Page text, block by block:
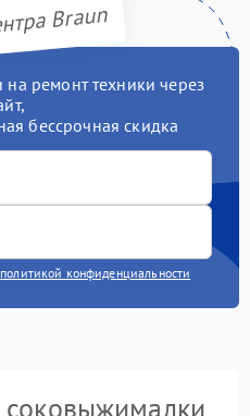
Braun
ремонт техники через
бессрочная скидка
политикой конфиденциальности